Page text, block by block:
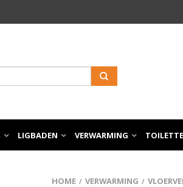
LIGBADEN VERWARMING
HOME / VERWARMING /